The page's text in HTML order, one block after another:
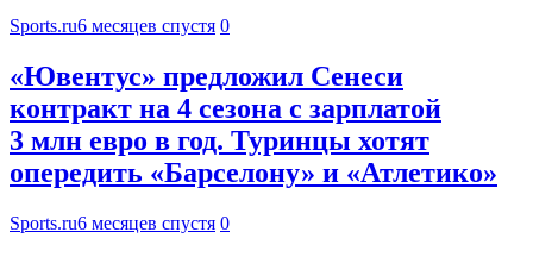
Sports.ru6 месяцев спустя 0
«Ювентус» предложил Сенеси
контракт на 4 сезона с зарплатой
3 млн евро в год. Туринцы хотят
опередить «Барселону» и «Атлетико»
Sports.ru6 месяцев спустя 0